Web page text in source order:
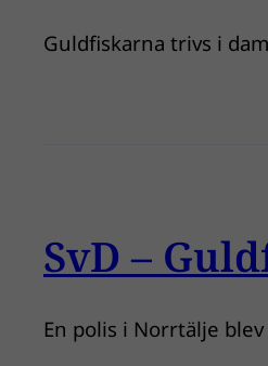
Guldfiskarna trivs i
SvD –
En polis i Norrtälje